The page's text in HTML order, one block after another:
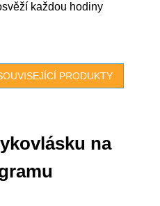
každou hodiny
PRODUKTY
na